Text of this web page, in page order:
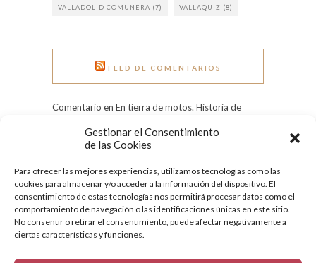
Gestionar el Consentimiento
de las Cookies
Para ofrecer las mejores experiencias, utilizamos tecnologías como las
cookies para almacenar y/o acceder a la información del dispositivo. El
consentimiento de estas tecnologías nos permitirá procesar datos como el
comportamiento de navegación o las identificaciones únicas en este sitio.
No consentir o retirar el consentimiento, puede afectar negativamente a
ciertas características y funciones.
VALLADOLID COMUNERA (7) VALLAQUIZ (8)
FEED DE COMENTARIOS
Comentario en En tierra de motos. Historia de
Comentario en Grandes heladas: el Pisuerga
congelado en 1971 por Tere
Comentario en Día Internacional de la Mujer:
conoce a nueve ilustres vallisoletanas por
Quesecelebrahoy